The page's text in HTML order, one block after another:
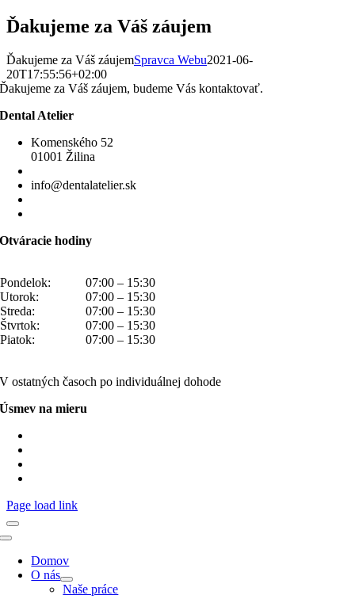
Skip
to
content
Ďakujeme za Váš záujem
Ďakujeme za Váš záujemSpravca Webu2021-06-
20T17:55:56+02:00
Ďakujeme za Váš záujem, budeme Vás kontaktovať.
Dental Atelier
Komenského 52
01001 Žilina
info@dentalatelier.sk
Otváracie hodiny
Pondelok:
Utorok:
Streda:
Štvrtok:
Piatok:
07:00 – 15:30
07:00 – 15:30
07:00 – 15:30
07:00 – 15:30
07:00 – 15:30
V ostatných časoch po individuálnej dohode
Úsmev na mieru
Page load link
Toggle
NavigationDomov
O nás
Naše práce